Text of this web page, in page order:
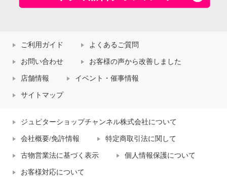
ご利用ガイド よくあるご質問
お問い合わせ お客様の声から改善しました
店舗情報 イベント・催事情報
サイトマップ
ジュピターショップチャンネル株式会社について
会社概要/免許情報 特定商取引法に関して
古物営業法に基づく表示 個人情報保護について
お客様対応について